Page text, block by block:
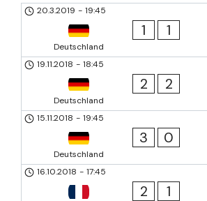
20.3.2019 - 19:45
Deutschland
1 1
19.11.2018 - 18:45
Deutschland
2 2
15.11.2018 - 19:45
Deutschland
3 0
16.10.2018 - 17:45
2 1